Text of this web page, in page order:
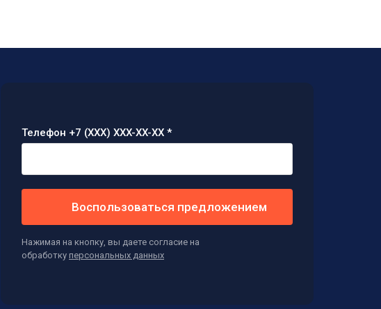
Телефон +7 (XXX) XXX-XX-XX *
Воспользоваться предложением
Нажимая на кнопку, вы даете согласие на
обработку персональных данных